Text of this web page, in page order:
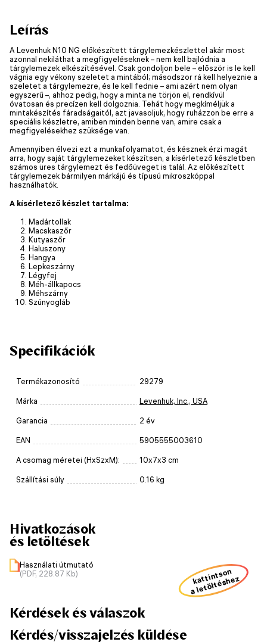
Leírás
A Levenhuk N10 NG előkészített tárgylemezkészlettel akár most
azonnal nekiláthat a megfigyeléseknek – nem kell bajlódnia a
tárgylemezek elkészítésével. Csak gondoljon bele – először is le kell
vágnia egy vékony szeletet a mintából; másodszor rá kell helyeznie a
szeletet a tárgylemezre, és le kell fednie – ami azért nem olyan
egyszerű –, ahhoz pedig, hogy a minta ne törjön el, rendkívül
óvatosan és precízen kell dolgoznia. Tehát hogy megkíméljük a
mintakészítés fáradságaitól, azt javasoljuk, hogy ruházzon be erre a
speciális készletre, amiben minden benne van, amire csak a
megfigyelésekhez szüksége van.
Amennyiben élvezi ezt a munkafolyamatot, és késznek érzi magát
arra, hogy saját tárgylemezeket készítsen, a kísérletező készletben
számos üres tárgylemezt és fedőüveget is talál. Az előkészített
tárgylemezek bármilyen márkájú és típusú mikroszkóppal
használhatók.
A kísérletező készlet tartalma:
Madártollak
Macskaszőr
Kutyaszőr
Haluszony
Hangya
Lepkeszárny
Légyfej
Méh-állkapocs
Méhszárny
Szúnyogláb
Specifikációk
Termékazonosító 29279
Márka Levenhuk, Inc., USA
Garancia 2 év
EAN 5905555003610
A csomag méretei (HxSzxM): 10x7x3 cm
Szállítási súly 0.16 kg
Hivatkozások
és letöltések
Használati útmutató
(PDF, 228.87 Kb)
kattintson
a letöltéshez
Kérdések és válaszok
Kérdés/visszajelzés küldése